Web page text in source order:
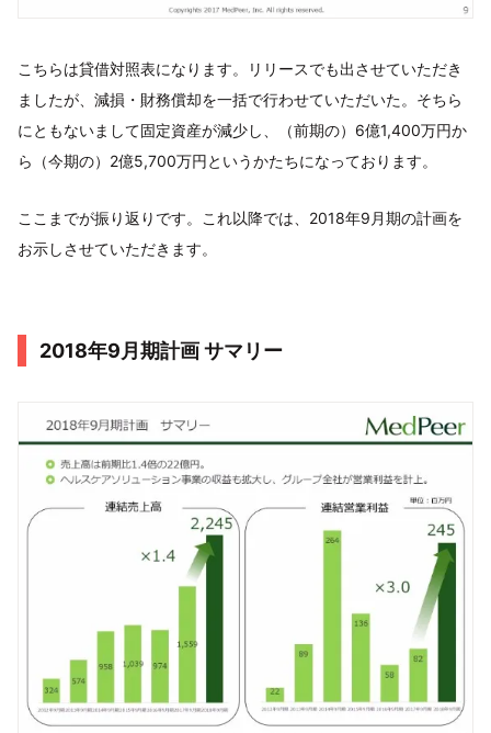
こちらは貸借対照表になります。リリースでも出させていただき
ましたが、減損・財務償却を一括で行わせていただいた。そちら
にともないまして固定資産が減少し、（前期の）6億1,400万円か
ら（今期の）2億5,700万円というかたちになっております。
ここまでが振り返りです。これ以降では、2018年9月期の計画を
お示しさせていただきます。
2018年9月期計画 サマリー